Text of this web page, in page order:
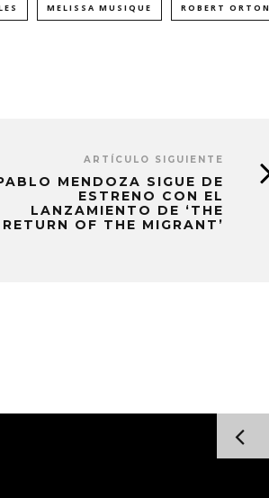
MELISSA MUSIQUE ROBERT ORTON
ARTÍCULO SIGUIENTE
MENDOZA SIGUE DE
ESTRENO CON EL
LANZAMIENTO DE ‘THE
RETURN OF THE MIGRANT’